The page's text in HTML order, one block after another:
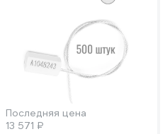
Последняя цена
13 571 ₽